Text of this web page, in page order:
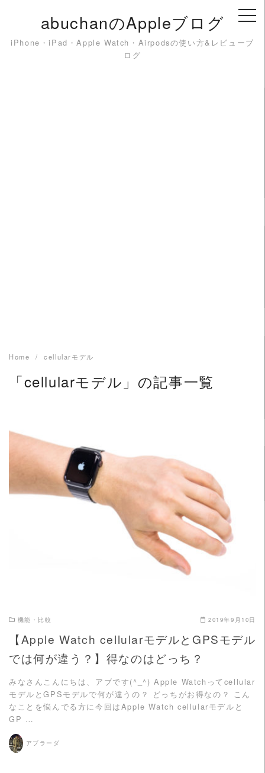
content
abuchanのAppleブログ
iPhone・iPad・Apple Watch・Airpodsの使い方&レビューブ
ログ
Home cellularモデル
「cellularモデル」の記事一覧
READ MORE
機能・比較 2019年9月10日
【Apple Watch cellularモデルとGPSモデル
では何が違う？】得なのはどっち？
みなさんこんにちは、アブです(^_^) Apple Watchってcellular
モデルとGPSモデルで何が違うの？ どっちがお得なの？ こん
なことを悩んでる方に今回はApple Watch cellularモデルと
GP …
アブラーダ